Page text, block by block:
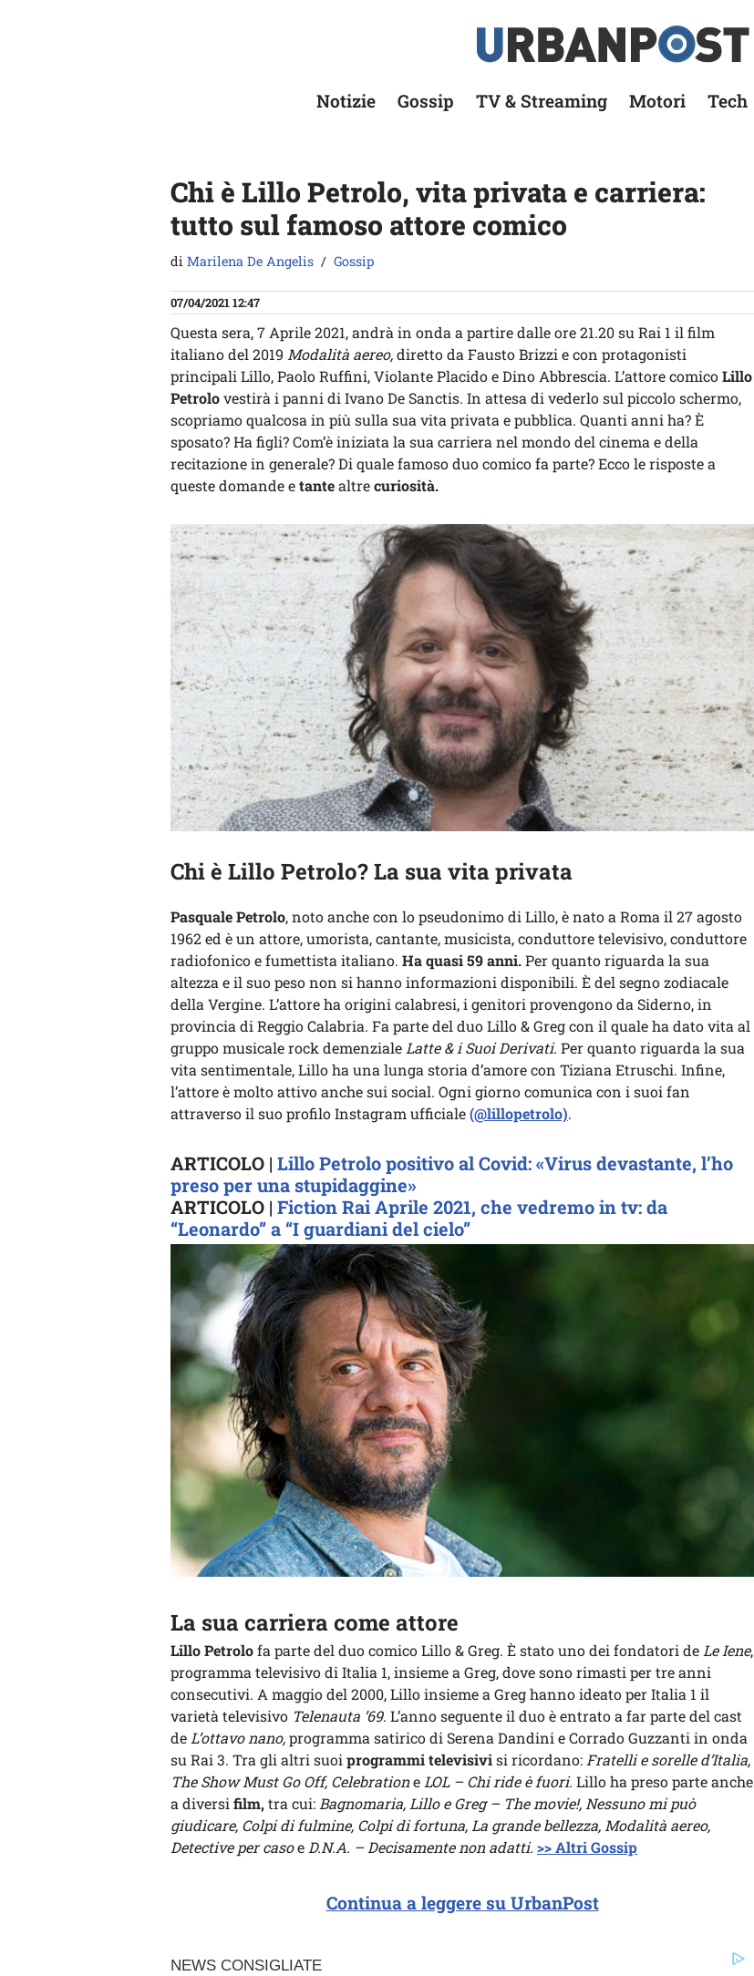
Notizie Gossip TV & Streaming Motori Tech
Chi è Lillo Petrolo, vita privata e carriera:
tutto sul famoso attore comico
di Marilena De Angelis Gossip
07/04/2021 12:47
Questa sera, 7 Aprile 2021, andrà in onda a partire dalle ore 21.20 su Rai 1 il film
italiano del 2019 Modalità aereo,diretto da Fausto Brizzi e con protagonisti
principali Lillo, Paolo Ruffini, Violante Placido e Dino Abbrescia. L’attore comicoLillo
Petrolovestirà i panni di Ivano De Sanctis. In attesa di vederlo sul piccolo schermo,
scopriamo qualcosa in più sulla sua vita privata e pubblica. Quanti anni ha? È
sposato? Ha figli? Com’è iniziata la sua carriera nel mondo del cinema e della
recitazione in generale? Di quale famoso duo comico fa parte? Ecco le risposte a
queste domande etantealtrecuriosità.
Chi è Lillo Petrolo? La sua vita privata
Pasquale Petrolo, noto anche con lo pseudonimo di Lillo, è nato a Roma il 27 agosto
1962 ed è un attore, umorista, cantante, musicista, conduttore televisivo, conduttore
radiofonico e fumettista italiano. Ha quasi 59 anni.Per quanto riguarda la sua
altezza e il suo peso non si hanno informazioni disponibili. È del segno zodiacale
della Vergine. L’attore ha origini calabresi, i genitori provengono da Siderno, in
provincia di Reggio Calabria. Fa parte del duo Lillo & Greg con il quale ha dato vita al
gruppo musicale rock demenziale Latte & i Suoi Derivati. Per quanto riguarda la sua
vita sentimentale, Lillo ha una lunga storia d’amore con Tiziana Etruschi. Infine,
l’attore è molto attivo anche sui social. Ogni giorno comunica con i suoi fan
attraverso il suo profilo Instagram ufficiale(@lillopetrolo).
ARTICOLO | Lillo Petrolo positivo al Covid: «Virus devastante, l’ho
preso per una stupidaggine»
ARTICOLO | Fiction Rai Aprile 2021, che vedremo in tv: da
“Leonardo” a “I guardiani del cielo”
La sua carriera come attore
Lillo Petrolofa parte del duo comico Lillo & Greg. È stato uno dei fondatori de Le Iene,
programma televisivo di Italia 1, insieme a Greg, dove sono rimasti per tre anni
consecutivi. A maggio del 2000, Lillo insieme a Greg hanno ideato per Italia 1 il
varietà televisivo Telenauta ’69. L’anno seguente il duo è entrato a far parte del cast
de L’ottavo nano,programma satirico di Serena Dandini e Corrado Guzzanti in onda
su Rai 3. Tra gli altri suoi programmi televisivisi ricordano: Fratelli e sorelle d’Italia,
The Show Must Go Off, Celebratione LOL – Chi ride è fuori. Lillo ha preso parte anche
a diversi film,tra cui: Bagnomaria, Lillo e Greg – The movie!, Nessuno mi può
giudicare, Colpi di fulmine, Colpi di fortuna, La grande bellezza, Modalità aereo,
Detective per casoe D.N.A. – Decisamente non adatti. >> Altri Gossip
Continua a leggere su UrbanPost